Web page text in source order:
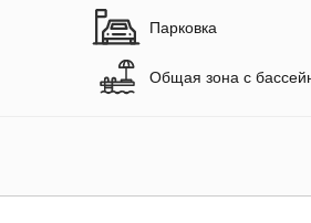
Парковка
Общая зона с